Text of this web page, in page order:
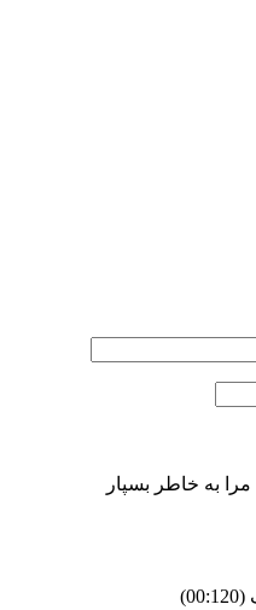
مرا به خاطر بسپار
(00:
120
)